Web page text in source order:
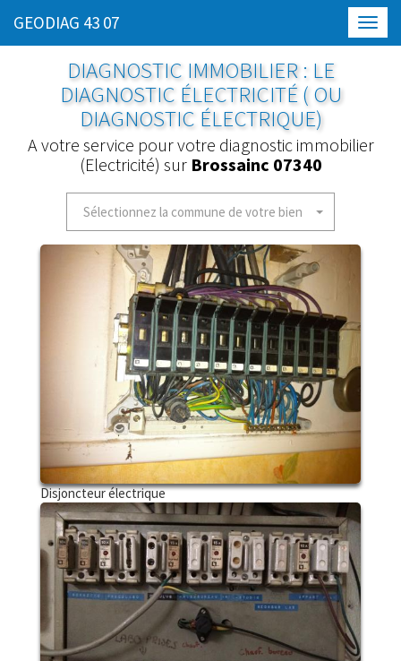
GEODIAG 43 07
DIAGNOSTIC IMMOBILIER : LE
DIAGNOSTIC ÉLECTRICITÉ ( OU
DIAGNOSTIC ÉLECTRIQUE)
A votre service pour votre diagnostic immobilier
(Electricité) sur Brossainc 07340
Sélectionnez la commune de votre bien
Disjoncteur électrique